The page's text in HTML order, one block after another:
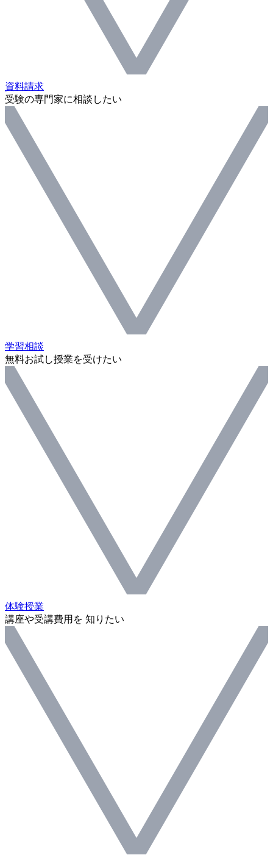
資料請求
受験の専門家に相談したい
学習相談
無料お試し授業を受けたい
体験授業
講座や受講費用を 知りたい